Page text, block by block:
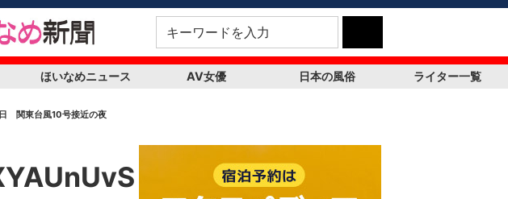
ほいなめニュース AV女優 日本の風俗 ライター一覧
関東台風10号接近の夜